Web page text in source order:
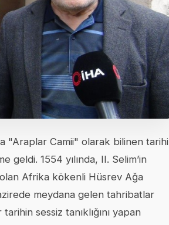
"Araplar Camii" olarak bilinen tarihi
1554 yılında, II. Selim’in
olan Afrika kökenli Hüsrev Ağa
meydana gelen tahribatlar
sessiz tanıklığını yapan